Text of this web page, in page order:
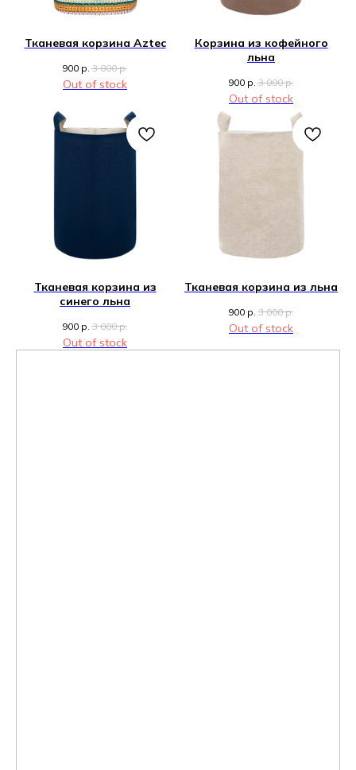
Тканевая корзина Aztec
900 р. 3 000 р.
Out of stock
Корзина из кофейного
льна
900 р. 3 000 р.
Out of stock
Тканевая корзина из
синего льна
900 р. 3 000 р.
Out of stock
Тканевая корзина из льна
900 р. 3 000 р.
Out of stock